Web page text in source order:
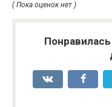
( Пока оценок нет )